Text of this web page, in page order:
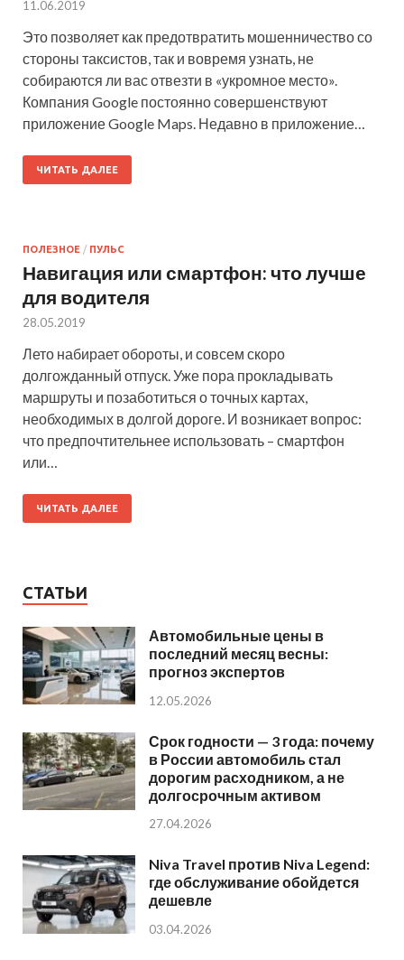
11.06.2019
Это позволяет как предотвратить мошенничество со
стороны таксистов, так и вовремя узнать, не
собираются ли вас отвезти в «укромное место».
Компания Google постоянно совершенствуют
приложение Google Maps. Недавно в приложение…
ЧИТАТЬ ДАЛЕЕ
ПОЛЕЗНОЕ / ПУЛЬС
Навигация или смартфон: что лучше
для водителя
28.05.2019
Лето набирает обороты, и совсем скоро
долгожданный отпуск. Уже пора прокладывать
маршруты и позаботиться о точных картах,
необходимых в долгой дороге. И возникает вопрос:
что предпочтительнее использовать – смартфон
или…
ЧИТАТЬ ДАЛЕЕ
СТАТЬИ
Автомобильные цены в
последний месяц весны:
прогноз экспертов
12.05.2026
Срок годности — 3 года: почему
в России автомобиль стал
дорогим расходником, а не
долгосрочным активом
27.04.2026
Niva Travel против Niva Legend:
где обслуживание обойдется
дешевле
03.04.2026